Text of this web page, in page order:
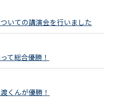
いての講演会を行いました
て総合優勝！
くんが優勝！